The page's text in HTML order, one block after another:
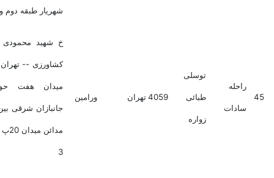
شهریار طبقه دوم واحد 8
4059 تهران
خ شهید محمودی خدمات
کشاورزی -- تهران فاز یک
میدان هفت حوض خ
جانبازان شرقی بین مهر و
مدائن میدان 20پ 263 ط